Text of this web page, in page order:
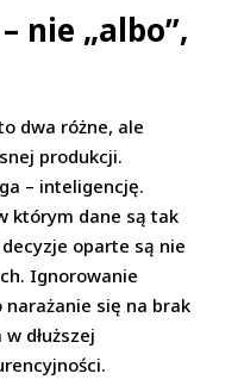
nie „albo”,
dwa różne, ale
produkcji.
– inteligencję.
którym dane są tak
oparte są nie
Ignorowanie
się na brak
dłuższej